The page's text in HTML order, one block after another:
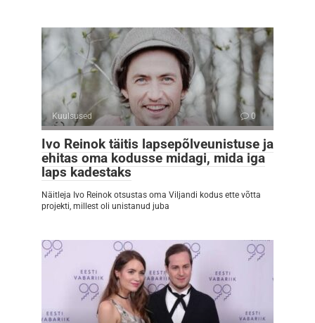
Kuulsused 0
Ivo Reinok täitis lapsepõlveunistuse ja
ehitas oma kodusse midagi, mida iga
laps kadestaks
Näitleja Ivo Reinok otsustas oma Viljandi kodus ette võtta
projekti, millest oli unistanud juba